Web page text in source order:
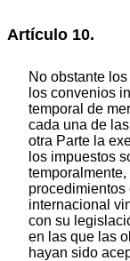
Artículo 10.
No obstante
los convenios
temporal de
cada una de
otra Parte la
los impuestos
internacional
con su
en las que las
hayan sido